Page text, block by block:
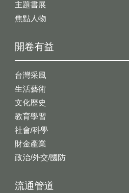
開卷有益
台灣采風
生活藝術
文化歷史
教育學習
社會/科學
財金產業
政治/外交/國防
主題書展
焦點人物
流通管道